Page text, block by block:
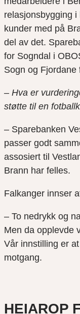
relasjonsbygging
kunder med på
del av det.
for Sogndal i
Sogn og
– Hva er
støtte til en
– Sparebanken
passer godt
assosiert til
Brann har felles.
Falkanger innser
– To nedrykk og
Men da opplevde
Vår innstilling er
motgang.
HEIAROP